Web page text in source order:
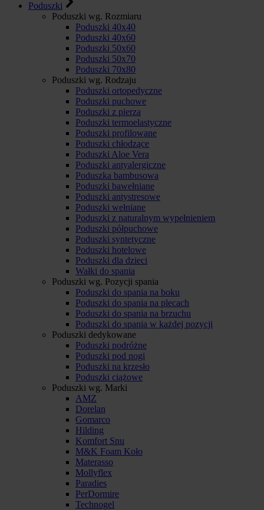
Poduszki
Poduszki wg. Rozmiaru
Poduszki 40x40
Poduszki 40x60
Poduszki 50x60
Poduszki 50x70
Poduszki 70x80
Poduszki wg. Rodzaju
Poduszki ortopedyczne
Poduszki puchowe
Poduszki z pierza
Poduszki termoelastyczne
Poduszki profilowane
Poduszki chłodzące
Poduszki Aloe Vera
Poduszki antyalergiczne
Poduszka bambusowa
Poduszki bawełniane
Poduszki antystresowe
Poduszki wełniane
Poduszki z naturalnym wypełnieniem
Poduszki półpuchowe
Poduszki syntetyczne
Poduszki hotelowe
Poduszki dla dzieci
Wałki do spania
Poduszki wg. Pozycji spania
Poduszki do spania na boku
Poduszki do spania na plecach
Poduszki do spania na brzuchu
Poduszki do spania w każdej pozycji
Poduszki dedykowane
Poduszki podróżne
Poduszki pod nogi
Poduszki na krzesło
Poduszki ciążowe
Poduszki wg. Marki
AMZ
Dorelan
Gomarco
Hilding
Komfort Snu
M&K Foam Koło
Materasso
Mollyflex
Paradies
PerDormire
Technogel